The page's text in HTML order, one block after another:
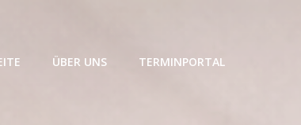
ÜBER UNS TERMINPORTAL